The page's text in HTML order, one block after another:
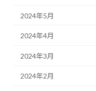
2024年5月
2024年4月
2024年3月
2024年2月